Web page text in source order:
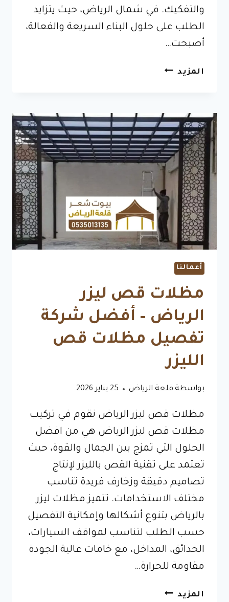
والتفكيك. في شمال الرياض، حيث يتزايد
الطلب على حلول البناء السريعة والفعالة،
أصبحت…
المزيد غرف
–
حلول
مبتكرة
وعملية
للمساحات
المتعددة
أعمالنا
مظلات قص ليزر
الرياض – أفضل شركة
تفصيل مظلات قص
الليزر
بواسطة قلعة الرياض 25 يناير 2026
مظلات قص ليزر الرياض نقوم في تركيب
مظلات قص ليزر الرياض هي من افضل
الحلول التي تمزج بين الجمال والقوة، حيث
تعتمد على تقنية القص بالليزر لإنتاج
تصاميم دقيقة وزخارف فريدة تناسب
مختلف الاستخدامات. تتميز مظلات ليزر
بالرياض بتنوع أشكالها وإمكانية التفصيل
حسب الطلب لتناسب لمواقف السيارات،
الحدائق، المداخل، مع خامات عالية الجودة
مقاومة للحرارة…
المزيد مظلات